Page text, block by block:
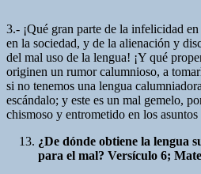
3.- ¡Qué gran parte de la infelicidad
en la sociedad, y de la alienación y
del mal uso de la lengua! ¡Y qué
originen un rumor calumnioso, a
si no tenemos una lengua
escándalo; y este es un mal gemelo,
chismoso y entrometido en los
¿De dónde obtiene la lengua
para el mal? Versículo 6;